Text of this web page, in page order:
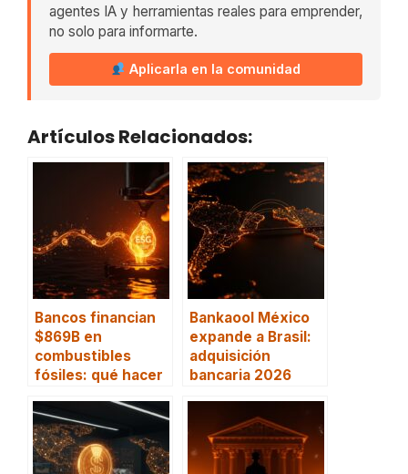
agentes IA y herramientas reales para emprender,
no solo para informarte.
Aplicarla en la comunidad
Artículos Relacionados:
Bancos financian
$869B en
combustibles
fósiles: qué hacer
Bankaool México
expande a Brasil:
adquisición
bancaria 2026